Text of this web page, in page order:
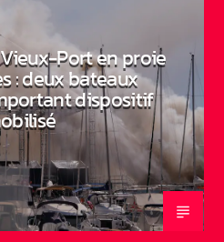
Port en proie
: deux bateaux
dispositif